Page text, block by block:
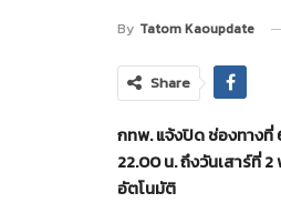
By Tatom Kaoupdate
Share
กทพ. แจ้งปิด ช่องทางที่
22.00 น. ถึงวันเสาร์ที่
อัตโนมัติ